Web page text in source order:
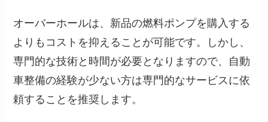
オーバーホールは、新品の燃料ポンプを購入する
よりもコストを抑えることが可能です。しかし、
専門的な技術と時間が必要となりますので、自動
車整備の経験が少ない方は専門的なサービスに依
頼することを推奨します。